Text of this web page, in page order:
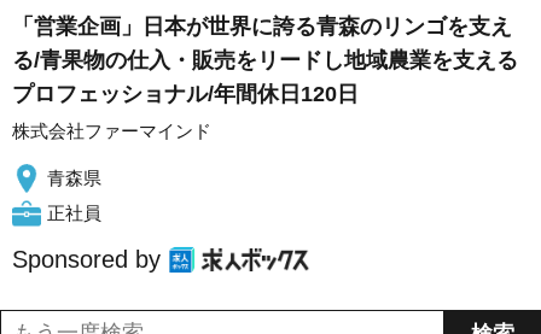
「営業企画」日本が世界に誇る青森のリンゴを支え
る/青果物の仕入・販売をリードし地域農業を支える
プロフェッショナル/年間休日120日
株式会社ファーマインド
青森県
正社員
Sponsored by